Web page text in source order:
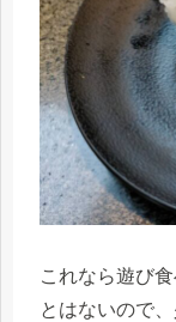
これなら遊び
とはないので